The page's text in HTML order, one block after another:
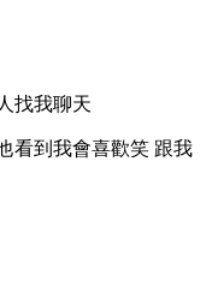
找我聊天
看到我會喜歡笑 跟我